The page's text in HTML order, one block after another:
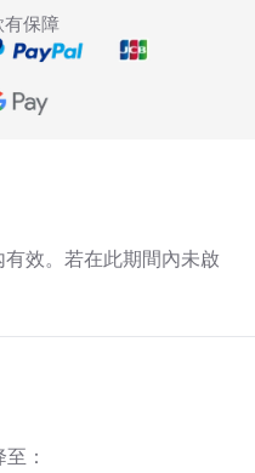
保障
效。若在此期間內未啟
：